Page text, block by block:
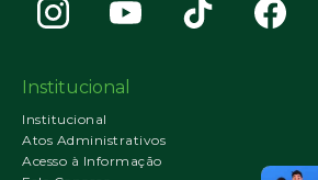
Institucional
Institucional
Atos Administrativos
Acesso à Informação